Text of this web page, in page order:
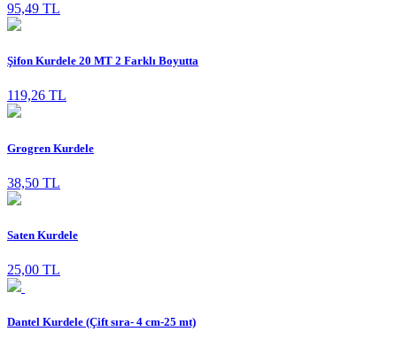
95,49 TL
Şifon Kurdele 20 MT 2 Farklı Boyutta
119,26 TL
Grogren Kurdele
38,50 TL
Saten Kurdele
25,00 TL
Dantel Kurdele (Çift sıra- 4 cm-25 mt)